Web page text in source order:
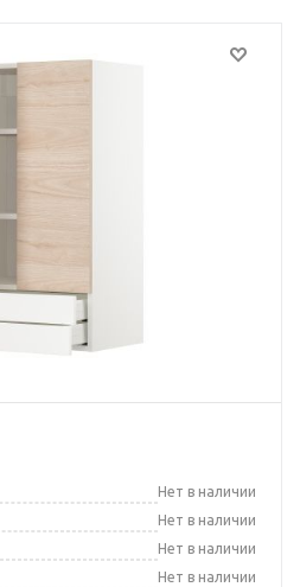
Нет в наличии
Нет в наличии
Нет в наличии
Нет в наличии